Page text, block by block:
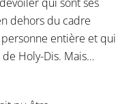
dehors du cadre
entière et qui
Holy-Dis. Mais…